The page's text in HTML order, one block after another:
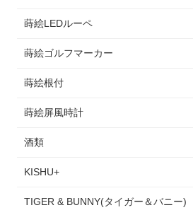
蒔絵LEDルーペ
蒔絵ゴルフマーカー
蒔絵根付
蒔絵屏風時計
酒類
KISHU+
TIGER & BUNNY(タイガー＆バニー)